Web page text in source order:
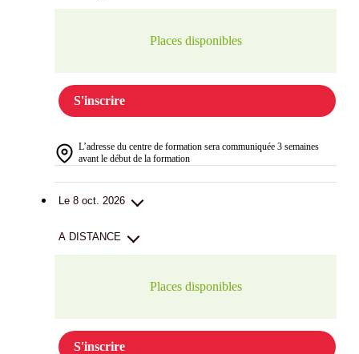
Places disponibles
S'inscrire
L’adresse du centre de formation sera communiquée 3 semaines
avant le début de la formation
Le 8 oct. 2026
A DISTANCE
Places disponibles
S'inscrire